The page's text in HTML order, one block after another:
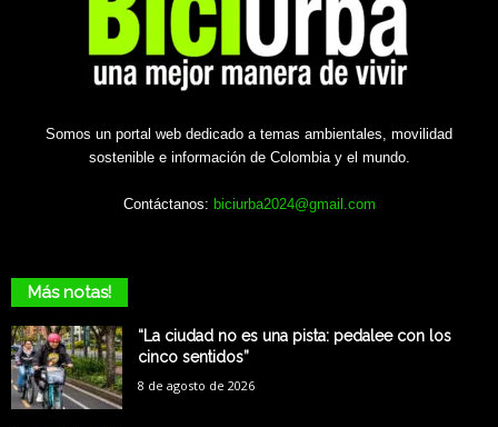
Somos un portal web dedicado a temas ambientales, movilidad
sostenible e información de Colombia y el mundo.
Contáctanos: biciurba2024@gmail.com
Más notas!
“La ciudad no es una pista: pedalee con los
cinco sentidos”
8 de agosto de 2026